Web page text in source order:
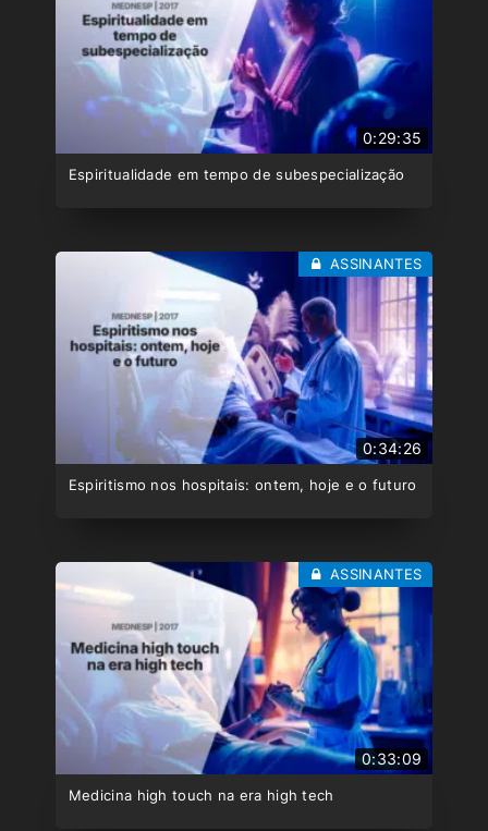
0:29:35
Espiritualidade em tempo de subespecialização
0:34:26
Espiritismo nos hospitais: ontem, hoje e o futuro
ASSINANTES
0:33:09
Medicina high touch na era high tech
ASSINANTES